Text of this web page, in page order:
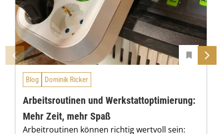
Blog Dominik Ricker
Arbeitsroutinen und Werkstattoptimierung:
Mehr Zeit, mehr Spaß
Arbeitroutinen können richtig wertvoll sein: